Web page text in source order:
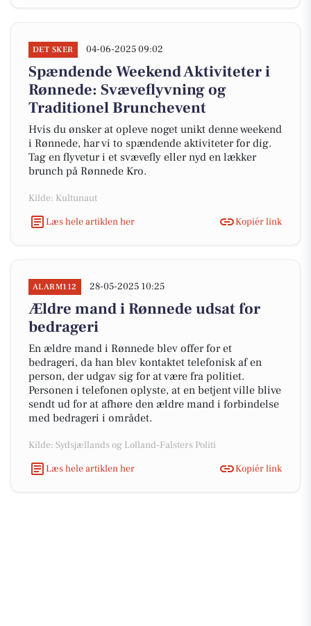
DET SKER 04-06-2025 09:02
Spændende Weekend Aktiviteter i
Rønnede: Svæveflyvning og
Traditionel Brunchevent
Hvis du ønsker at opleve noget unikt denne weekend
i Rønnede, har vi to spændende aktiviteter for dig.
Tag en flyvetur i et svævefly eller nyd en lækker
brunch på Rønnede Kro.
Kilde: Kultunaut
Læs hele artiklen her
Kopiér link
ALARM112 28-05-2025 10:25
Ældre mand i Rønnede udsat for
bedrageri
En ældre mand i Rønnede blev offer for et
bedrageri, da han blev kontaktet telefonisk af en
person, der udgav sig for at være fra politiet.
Personen i telefonen oplyste, at en betjent ville blive
sendt ud for at afhøre den ældre mand i forbindelse
med bedrageri i området.
Kilde: Sydsjællands og Lolland-Falsters Politi
Læs hele artiklen her
Kopiér link